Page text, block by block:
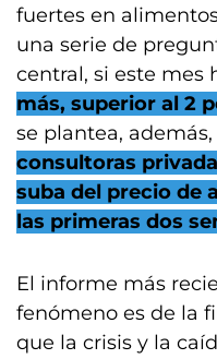
fuertes en
una serie de
central, si este mes
más, superior al 2
se plantea,
consultoras
suba del precio de
las primeras dos
El informe más
fenómeno es de la
que la crisis y la